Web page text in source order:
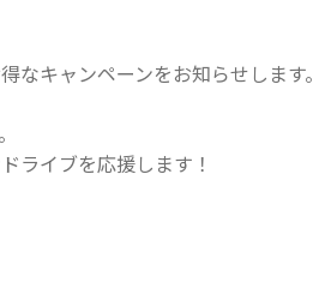
キャンペーンをお知らせします。
ライブを応援します！